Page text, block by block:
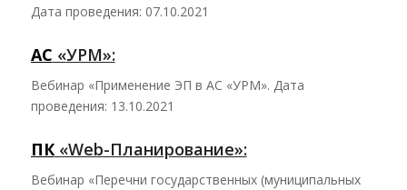
Дата проведения: 07.10.2021
АС «УРМ»:
Вебинар «Применение ЭП в АС «УРМ». Дата
проведения: 13.10.2021
ПК«Web-Планирование»:
Вебинар «Перечни государственных (муниципальных